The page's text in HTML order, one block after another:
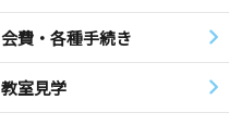
会費・各種手続き
教室見学